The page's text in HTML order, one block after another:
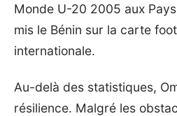
Monde U-20 2005 aux
mis le Bénin sur la carte
internationale.
Au-delà des statistiques,
résilience. Malgré les